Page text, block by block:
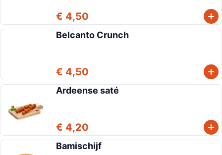
€ 4,50
Belcanto Crunch
€ 4,50
Ardeense saté
€ 4,20
Bamischijf